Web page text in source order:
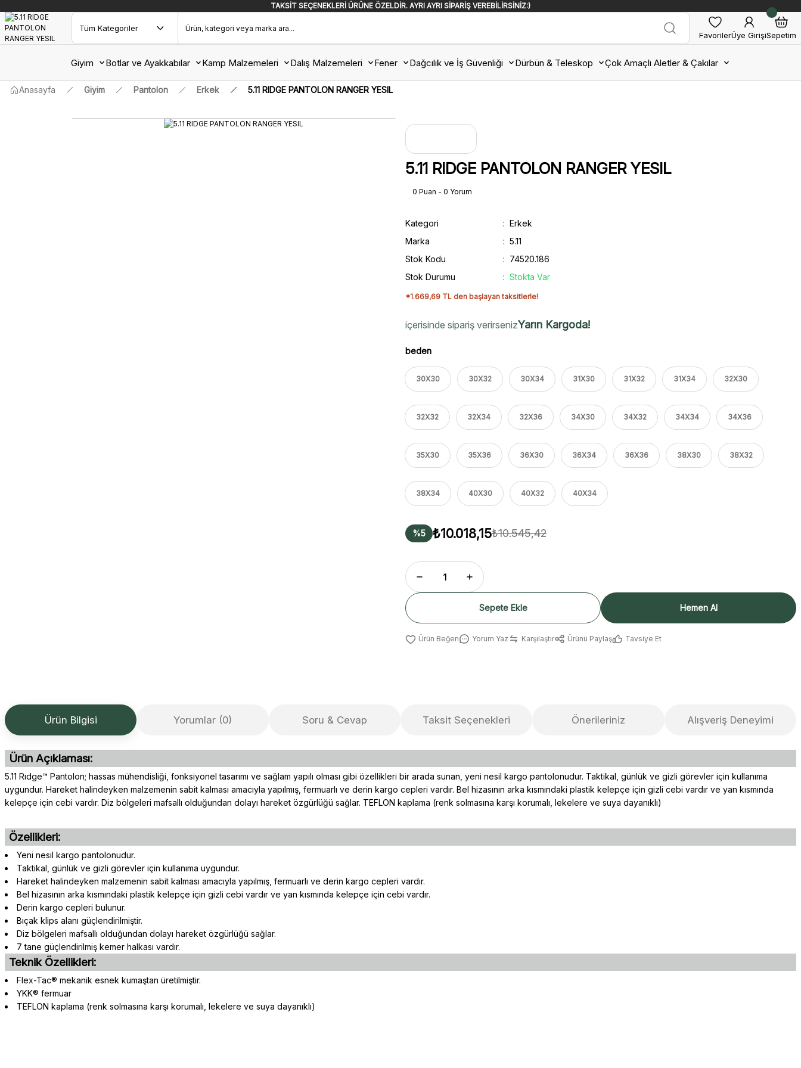
TAKSİT SEÇENEKLERİ ÜRÜNE ÖZELDİR. AYRI AYRI SİPARİŞ VEREBİLİRSİNİZ:)
FavorilerÜye GirişiSepetim
Giyim Botlar ve Ayakkabılar Kamp Malzemeleri Dalış Malzemeleri Fener Dağcılık ve İş Güvenliği Dürbün & Teleskop Çok Amaçlı Aletler & Çakılar
Anasayfa Giyim Pantolon Erkek 5.11 RIDGE PANTOLON RANGER YESIL
5.11 RIDGE PANTOLON RANGER YESIL
0 Puan - 0 Yorum
Kategori
Erkek
Marka
5.11
Stok Kodu
74520.186
Stok Durumu
Stokta Var
*1.669,69 TL den başlayan taksitlerle!
içerisinde sipariş verirsenizYarın Kargoda!
beden
30X30 30X32 30X34 31X30 31X32 31X34 32X30
32X32 32X34 32X36 34X30 34X32 34X34 34X36
35X30 35X36 36X30 36X34 36X36 38X30 38X32
38X34 40X30 40X32 40X34
%5 ₺10.018,15₺10.545,42
Sepete Ekle Hemen Al
Yorum Yaz Karşılaştır Ürünü Paylaş Tavsiye Et
Ürün Bilgisi Yorumlar (0) Soru & Cevap Taksit Seçenekleri Önerileriniz Alışveriş Deneyimi
Ürün Açıklaması:
5.11 Rıdge™ Pantolon; hassas mühendisliği, fonksiyonel tasarımı ve sağlam yapılı olması gibi özellikleri bir arada sunan, yeni nesil kargo pantolonudur. Taktikal, günlük ve gizli görevler için kullanıma
uygundur. Hareket halindeyken malzemenin sabit kalması amacıyla yapılmış, fermuarlı ve derin kargo cepleri vardır. Bel hizasının arka kısmındaki plastik kelepçe için gizli cebi vardır ve yan kısmında
kelepçe için cebi vardır. Diz bölgeleri mafsallı olduğundan dolayı hareket özgürlüğü sağlar. TEFLON kaplama (renk solmasına karşı korumalı, lekelere ve suya dayanıklı)
Özellikleri:
Yeni nesil kargo pantolonudur.
Taktikal, günlük ve gizli görevler için kullanıma uygundur.
Hareket halindeyken malzemenin sabit kalması amacıyla yapılmış, fermuarlı ve derin kargo cepleri vardır.
Bel hizasının arka kısmındaki plastik kelepçe için gizli cebi vardır ve yan kısmında kelepçe için cebi vardır.
Derin kargo cepleri bulunur.
Bıçak klips alanı güçlendirilmiştir.
Diz bölgeleri mafsallı olduğundan dolayı hareket özgürlüğü sağlar.
7 tane güçlendirilmiş kemer halkası vardır.
Teknik Özellikleri:
Flex-Tac® mekanik esnek kumaştan üretilmiştir.
YKK® fermuar
TEFLON kaplama (renk solmasına karşı korumalı, lekelere ve suya dayanıklı)